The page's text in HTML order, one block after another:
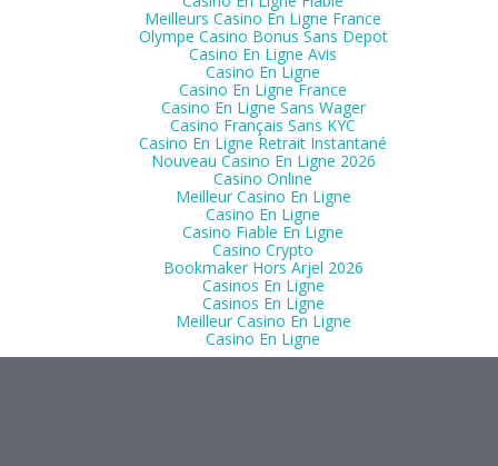
Meilleurs Casino En Ligne France
Olympe Casino Bonus Sans Depot
Casino En Ligne Avis
Casino En Ligne
Casino En Ligne France
Casino En Ligne Sans Wager
Casino Français Sans KYC
Casino En Ligne Retrait Instantané
Nouveau Casino En Ligne 2026
Casino Online
Meilleur Casino En Ligne
Casino En Ligne
Casino Fiable En Ligne
Casino Crypto
Bookmaker Hors Arjel 2026
Casinos En Ligne
Casinos En Ligne
Meilleur Casino En Ligne
Casino En Ligne